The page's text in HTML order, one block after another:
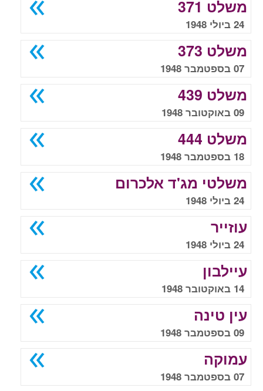
משלט 371
24 ביולי 1948
משלט 373
07 בספטמבר 1948
משלט 439
09 באוקטובר 1948
משלט 444
18 בספטמבר 1948
משלטי מג'ד אלכרום
24 ביולי 1948
עוזייר
24 ביולי 1948
עיילבון
14 באוקטובר 1948
עין טינה
09 בספטמבר 1948
עמוקה
07 בספטמבר 1948